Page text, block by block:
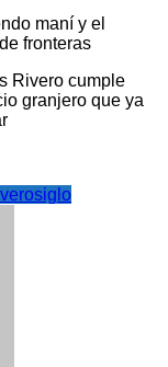
Rivero cumple
granjero que ya
siglo